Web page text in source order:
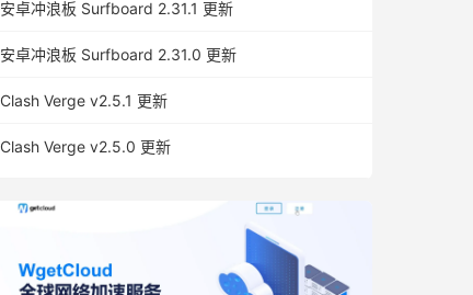
安卓冲浪板 Surfboard 2.31.1 更新
安卓冲浪板 Surfboard 2.31.0 更新
Clash Verge v2.5.1 更新
Clash Verge v2.5.0 更新